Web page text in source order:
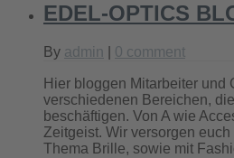
EDEL-OPTICS
By admin 0 comment
Hier bloggen Mitarbeiter und
verschiedenen Bereichen,
beschäftigen. Von A wie
Zeitgeist. Wir versorgen
Thema Brille, sowie mit